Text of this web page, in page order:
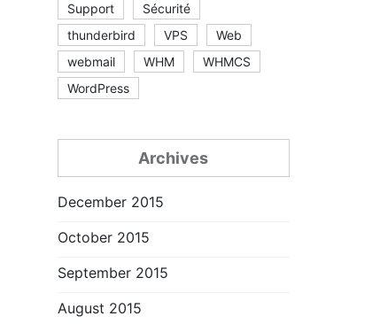
Support
Sécurité
thunderbird
VPS
Web
webmail
WHM
WHMCS
WordPress
Archives
December 2015
October 2015
September 2015
August 2015